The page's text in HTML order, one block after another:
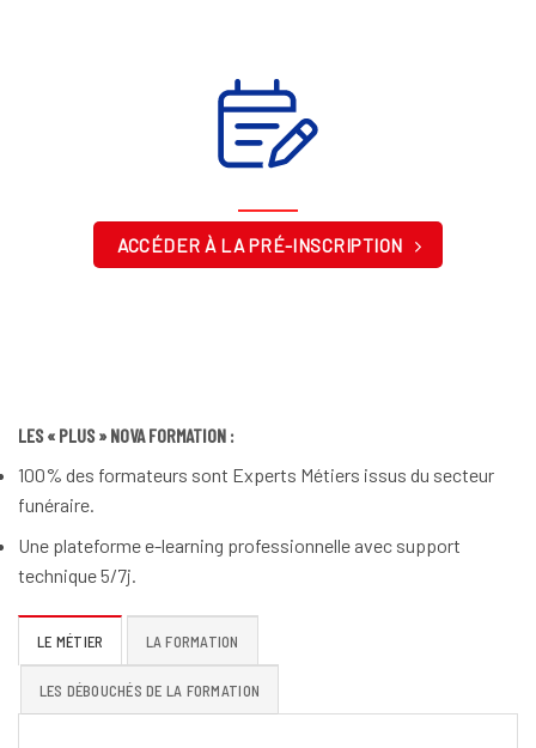
ACCÉDER À LA PRÉ-INSCRIPTION
LES « PLUS » NOVA FORMATION :
100% des formateurs sont Experts Métiers issus du secteur
funéraire.
Une plateforme e-learning professionnelle avec support
technique 5/7j.
LE MÉTIER LA FORMATION
LES DÉBOUCHÉS DE LA FORMATION